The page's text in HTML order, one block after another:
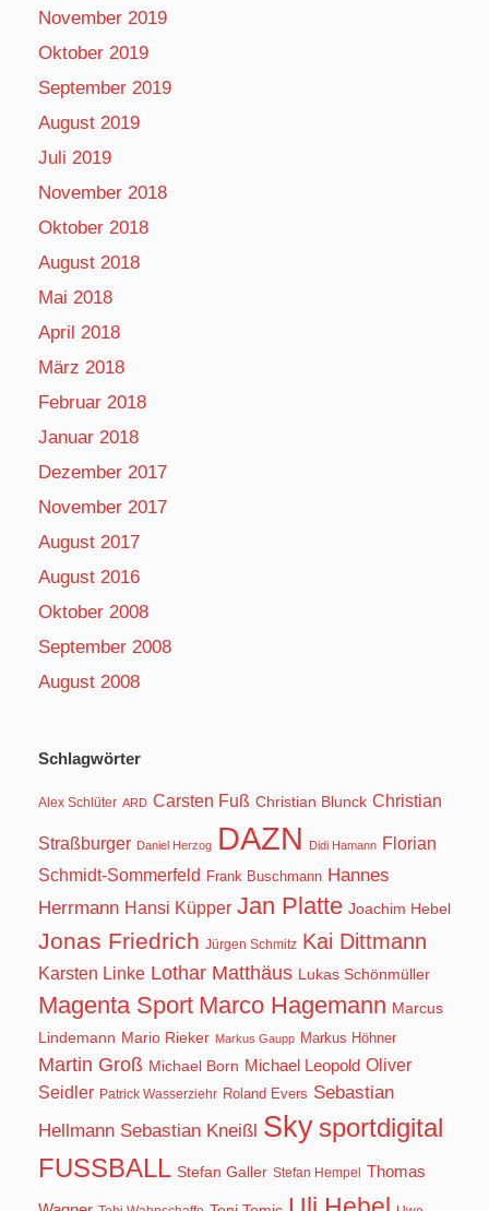
November 2019
Oktober 2019
September 2019
August 2019
Juli 2019
November 2018
Oktober 2018
August 2018
Mai 2018
April 2018
März 2018
Februar 2018
Januar 2018
Dezember 2017
November 2017
August 2017
August 2016
Oktober 2008
September 2008
August 2008
Schlagwörter
Alex Schlüter ARD Carsten Fuß Christian Blunck Christian
Straßburger Daniel Herzog DAZN Didi Hamann Florian
Schmidt-Sommerfeld Frank Buschmann Hannes
Herrmann Hansi Küpper Jan Platte Joachim Hebel
Jonas Friedrich Jürgen Schmitz Kai Dittmann
Karsten Linke Lothar Matthäus Lukas Schönmüller
Magenta Sport Marco Hagemann Marcus
Lindemann Mario Rieker Markus Gaupp Markus Höhner
Martin Groß Michael Born Michael Leopold Oliver
Seidler Patrick Wasserziehr Roland Evers Sebastian
Hellmann Sebastian Kneißl Sky sportdigital
FUSSBALL Stefan Galler Stefan Hempel Thomas